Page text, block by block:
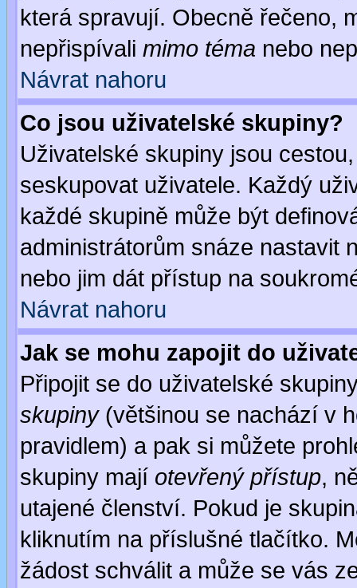
která spravují. Obecně řečeno,
nepřispívali mimo téma nebo
Návrat nahoru
Co jsou uživatelské skupiny?
Uživatelské skupiny jsou
seskupovat uživatele. Každý
každé skupině může být
administrátorům snáze nastavit
nebo jim dát přístup na
Návrat nahoru
Jak se mohu zapojit do
Připojit se do uživatelské
skupiny(většinou se nachází v
pravidlem) a pak si můžete
skupiny mají otevřený přístup,
utajené členství. Pokud je
kliknutím na příslušné tlačítko.
žádost schválit a může se vás